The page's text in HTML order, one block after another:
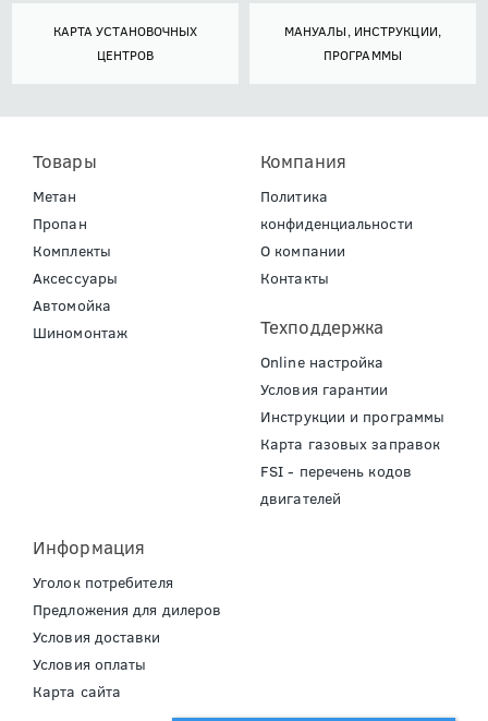
КАРТА УСТАНОВОЧНЫХ
ЦЕНТРОВ
МАНУАЛЫ, ИНСТРУКЦИИ,
ПРОГРАММЫ
Товары
Метан
Пропан
Комплекты
Аксессуары
Автомойка
Шиномонтаж
Компания
Политика
конфиденциальности
О компании
Контакты
Техподдержка
Online настройка
Условия гарантии
Инструкции и программы
Карта газовых заправок
FSI - перечень кодов
двигателей
Информация
Уголок потребителя
Предложения для дилеров
Условия доставки
Условия оплаты
Карта сайта